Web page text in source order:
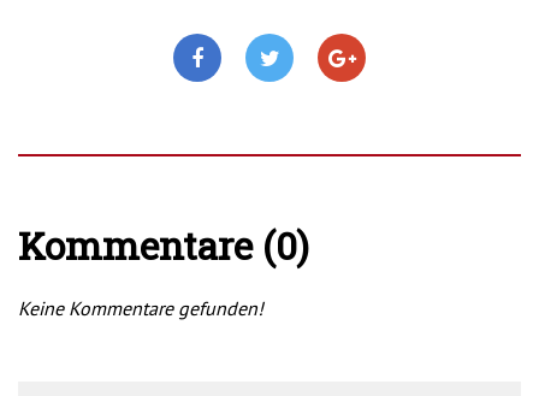
Kommentare (0)
Keine Kommentare gefunden!